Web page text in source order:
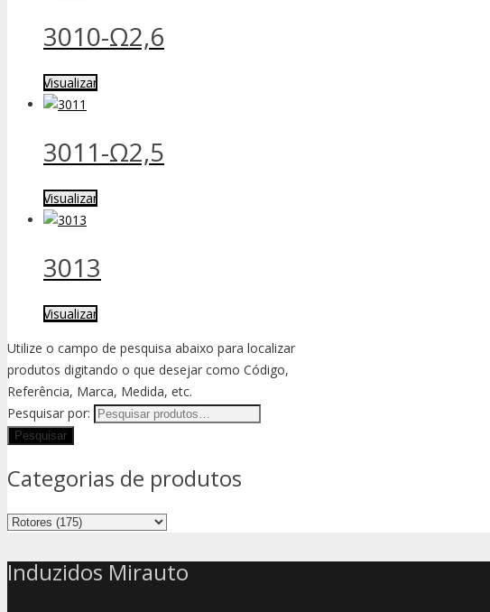
3010-Ω2,6
Visualizar
3011-Ω2,5
Visualizar
3013
Visualizar
Utilize o campo de pesquisa abaixo para localizar
produtos digitando o que desejar como Código,
Referência, Marca, Medida, etc.
Pesquisar por:
Categorias de produtos
Induzidos Mirauto